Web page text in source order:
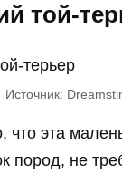
той-
Источник:
что эта
пород, не